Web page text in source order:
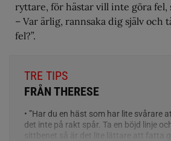
ryttare, för hästar vill inte göra fel,
– Var ärlig, rannsaka dig själv och
fel?”.
TRE TIPS
FRÅN THERESE
• ”Har du en häst som har lite svårare
det inte på rakt spår. Ta en böjd linje
sittbenet så är det lite lättare att fatta